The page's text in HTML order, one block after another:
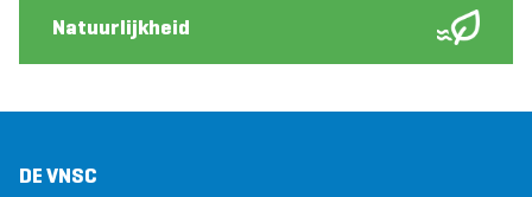
Natuurlijkheid
DE VNSC